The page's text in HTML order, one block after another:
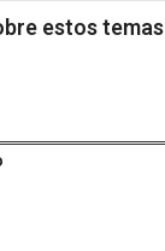
estos temas